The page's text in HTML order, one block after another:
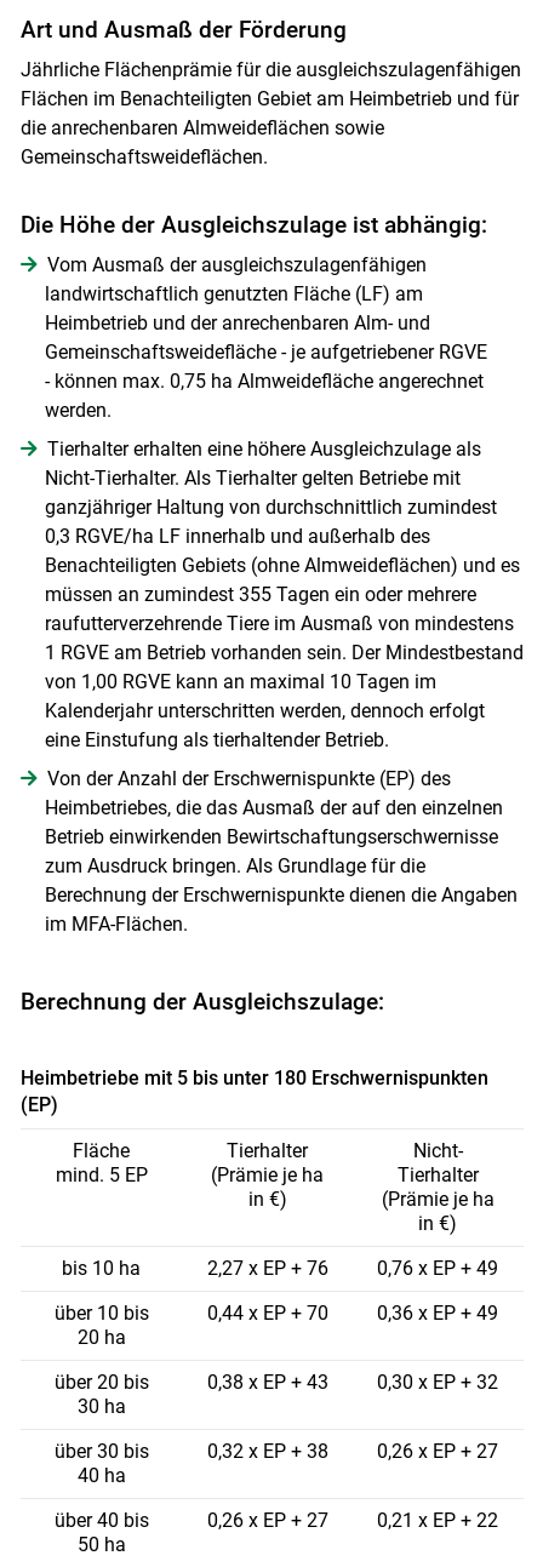
Skip to main content
Art und Ausmaß der Förderung
Jährliche Flächenprämie für die ausgleichszulagenfähigen
Flächen im Benachteiligten Gebiet am Heimbetrieb und für
die anrechenbaren Almweideflächen sowie
Gemeinschaftsweideflächen.
Die Höhe der Ausgleichszulage ist abhängig:
Vom Ausmaß der ausgleichszulagenfähigen
landwirtschaftlich genutzten Fläche (LF) am
Heimbetrieb und der anrechenbaren Alm- und
Gemeinschaftsweidefläche - je aufgetriebener RGVE
- können max. 0,75 ha Almweidefläche angerechnet
werden.
Tierhalter erhalten eine höhere Ausgleichzulage als
Nicht-Tierhalter. Als Tierhalter gelten Betriebe mit
ganzjähriger Haltung von durchschnittlich zumindest
0,3 RGVE/ha LF innerhalb und außerhalb des
Benachteiligten Gebiets (ohne Almweideflächen) und es
müssen an zumindest 355 Tagen ein oder mehrere
raufutterverzehrende Tiere im Ausmaß von mindestens
1 RGVE am Betrieb vorhanden sein. Der Mindestbestand
von 1,00 RGVE kann an maximal 10 Tagen im
Kalenderjahr unterschritten werden, dennoch erfolgt
eine Einstufung als tierhaltender Betrieb.
Von der Anzahl der Erschwernispunkte (EP) des
Heimbetriebes, die das Ausmaß der auf den einzelnen
Betrieb einwirkenden Bewirtschaftungserschwernisse
zum Ausdruck bringen. Als Grundlage für die
Berechnung der Erschwernispunkte dienen die Angaben
im MFA-Flächen.
Berechnung der Ausgleichszulage:
Heimbetriebe mit 5 bis unter 180 Erschwernispunkten
(EP)
Fläche
mind. 5 EP
Tierhalter
(Prämie je ha
in €)
Nicht-
Tierhalter
(Prämie je ha
in €)
bis 10 ha
2,27 x EP + 76
0,76 x EP + 49
über 10 bis
20 ha
0,44 x EP + 70 0,36 x EP + 49
über 20 bis
30 ha
0,38 x EP + 43 0,30 x EP + 32
über 30 bis
40 ha
0,32 x EP + 38 0,26 x EP + 27
über 40 bis
50 ha
0,26 x EP + 27 0,21 x EP + 22